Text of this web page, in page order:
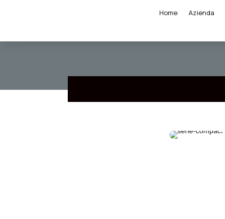
Home Azienda